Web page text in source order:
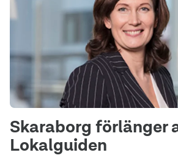
Skaraborg förlänger
Lokalguiden